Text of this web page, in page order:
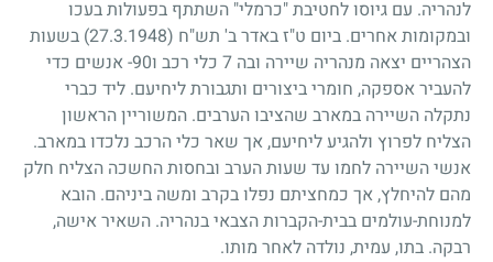
לנהריה. עם גיוסו לחטיבת "כרמלי" השתתף בפעולות בעכו
ובמקומות אחרים. ביום ט"ז באדר ב' תש"ח (27.3.1948)
בשעות
הצהריים יצאה מנהריה שיירה ובה 7 כלי רכב ו90- אנשים כדי
להעביר אספקה, חומרי ביצורים ותגבורת ליחיעם. ליד כברי
נתקלה השיירה במארב שהציבו הערבים. המשוריין הראשון
הצליח לפרוץ ולהגיע ליחיעם, אך שאר כלי הרכב נלכדו במארב.
אנשי השיירה לחמו עד שעות הערב ובחסות החשכה הצליח חלק
מהם להיחלץ, אך כמחציתם נפלו בקרב ומשה ביניהם. הובא
למנוחת-עולמים בבית-הקברות הצבאי בנהריה. השאיר אישה,
רבקה. בתו, עמית, נולדה לאחר מותו.